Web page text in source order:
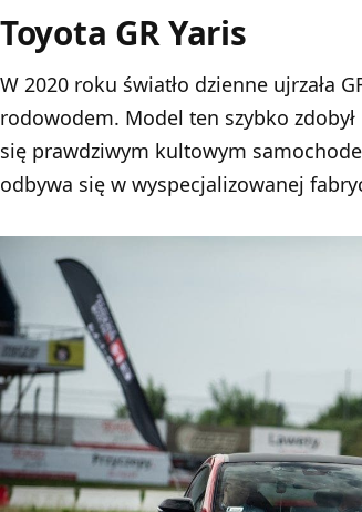
Toyota GR Yaris
W 2020 roku światło dzienne ujrzała
rodowodem. Model ten szybko
się prawdziwym kultowym
odbywa się w wyspecjalizowanej